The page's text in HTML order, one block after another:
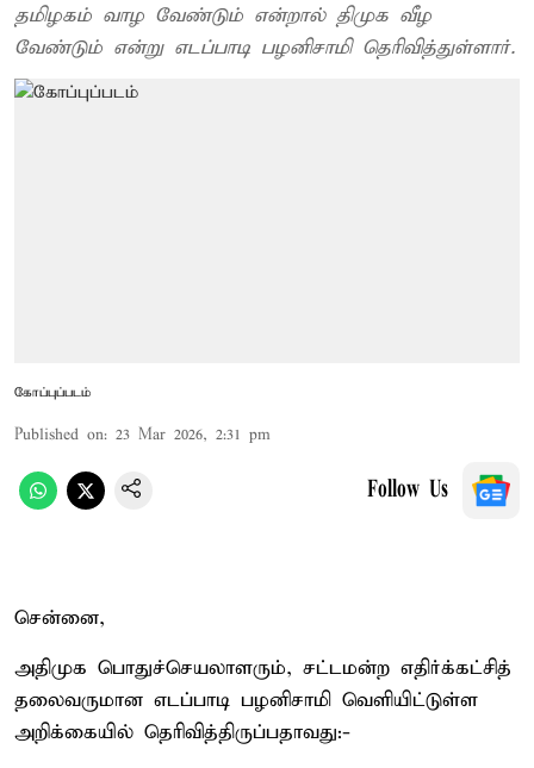
தமிழகம் வாழ வேண்டும் என்றால் திமுக வீழ
வேண்டும் என்று எடப்பாடி பழனிசாமி தெரிவித்துள்ளார்.
கோப்புப்படம்
Published on: 23 Mar 2026, 2:31 pm
Follow Us
சென்னை,
அதிமுக பொதுச்செயலாளரும், சட்டமன்ற எதிர்க்கட்சித்
தலைவருமான எடப்பாடி பழனிசாமி வெளியிட்டுள்ள
அறிக்கையில் தெரிவித்திருப்பதாவது:-